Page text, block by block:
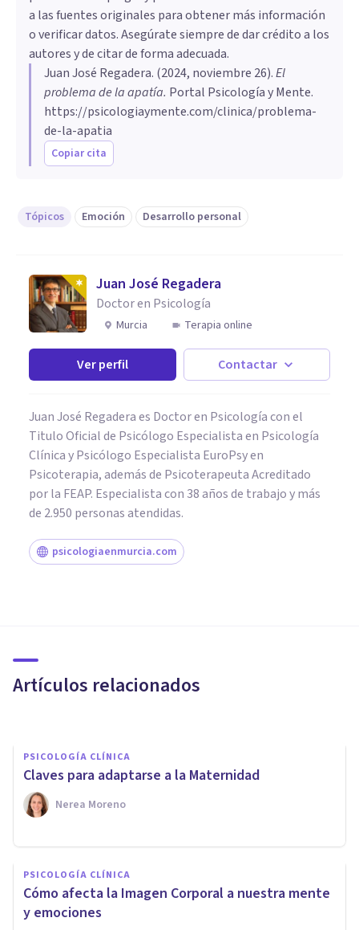
a las fuentes originales para obtener más información
o verificar datos. Asegúrate siempre de dar crédito a los
autores y de citar de forma adecuada.
Juan José Regadera. (2024, noviembre 26).El
problema de la apatía. Portal Psicología y Mente.
https://psicologiaymente.com/clinica/problema-
de-la-apatia
Copiar cita
Tópicos Emoción Desarrollo personal
Juan José Regadera
Doctor en Psicología
Murcia Terapia online
Ver perfil Contactar
Juan José Regadera es Doctor en Psicología con el
Titulo Oficial de Psicólogo Especialista en Psicología
Clínica y Psicólogo Especialista EuroPsy en
Psicoterapia, además de Psicoterapeuta Acreditado
por la FEAP. Especialista con 38 años de trabajo y más
de 2.950 personas atendidas.
psicologiaenmurcia.com
Artículos relacionados
combatirla
PSICOLOGÍA CLÍNICA
Claves para adaptarse a la Maternidad
Nerea Moreno
PSICOLOGÍA CLÍNICA
Cómo afecta la Imagen Corporal a nuestra mente
y emociones
Cómo lidiar con las emociones
del Inicio de Año